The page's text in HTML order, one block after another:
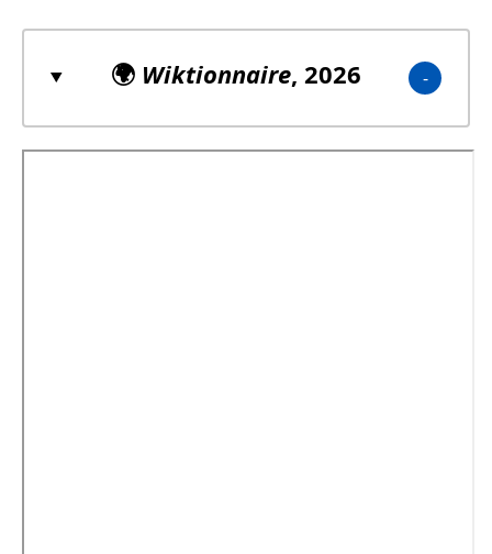
🌍 Wiktionnaire, 2026